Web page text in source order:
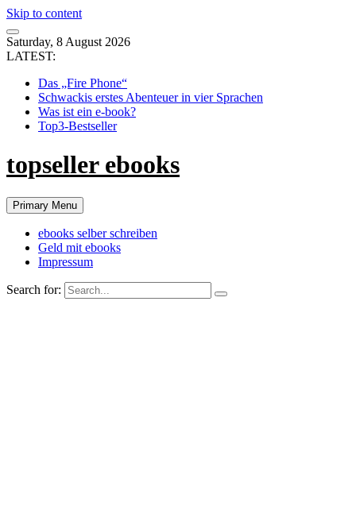
Skip to content
Saturday, 8 August 2026
LATEST:
Das „Fire Phone“
Schwackis erstes Abenteuer in vier Sprachen
Was ist ein e-book?
Top3-Bestseller
topseller ebooks
Primary Menu
ebooks selber schreiben
Geld mit ebooks
Impressum
Search for: